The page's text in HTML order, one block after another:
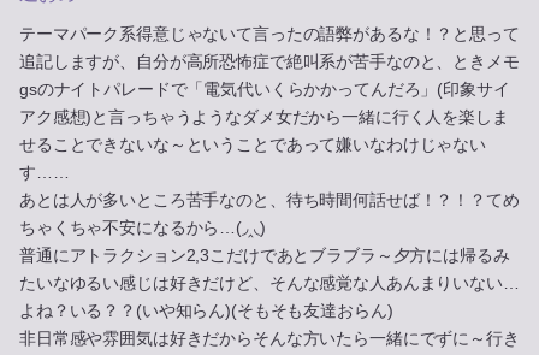
テーマパーク系得意じゃないて言ったの語弊があるな！？と思って
追記しますが、自分が高所恐怖症で絶叫系が苦手なのと、ときメモ
gsのナイトパレードで「電気代いくらかかってんだろ」(印象サイ
アク感想)と言っちゃうようなダメ女だから一緒に行く人を楽しま
せることできないな～ということであって嫌いなわけじゃない
す……
あとは人が多いところ苦手なのと、待ち時間何話せば！？！？てめ
ちゃくちゃ不安になるから…(◞‸◟)
普通にアトラクション2,3こだけであとブラブラ～夕方には帰るみ
たいなゆるい感じは好きだけど、そんな感覚な人あんまりいない…
よね？いる？？(いや知らん)(そもそも友達おらん)
非日常感や雰囲気は好きだからそんな方いたら一緒にでずに～行き